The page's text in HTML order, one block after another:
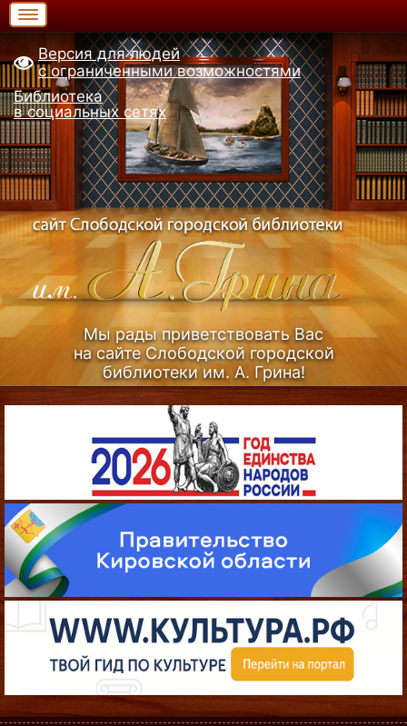
Версия для людей
с ограниченными возможностями
Библиотека
в социальных сетях
Мы рады приветствовать Вас
на сайте Слободской городской
библиотеки им. А. Грина!
Узнать больше (Из истории библиотеки)...